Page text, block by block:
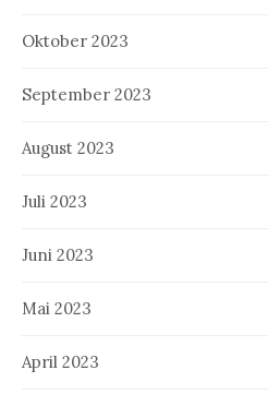
Oktober 2023
September 2023
August 2023
Juli 2023
Juni 2023
Mai 2023
April 2023